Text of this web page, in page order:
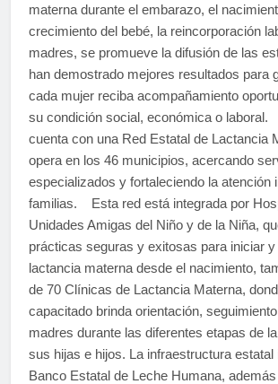
materna durante el embarazo, el
crecimiento del bebé, la reincorporación
madres, se promueve la difusión de las
han demostrado mejores resultados para
cada mujer reciba acompañamiento
su condición social, económica o
cuenta con una Red Estatal de Lactancia
opera en los 46 municipios, acercando
especializados y fortaleciendo la atención
familias. Esta red está integrada por
Unidades Amigas del Niño y de la Niña,
prácticas seguras y exitosas para iniciar
lactancia materna desde el nacimiento,
de 70 Clínicas de Lactancia Materna,
capacitado brinda orientación,
madres durante las diferentes etapas de
sus hijas e hijos. La infraestructura estatal
Banco Estatal de Leche Humana,